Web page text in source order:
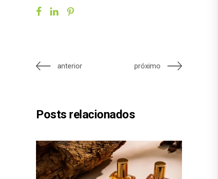
anterior próximo
Posts relacionados